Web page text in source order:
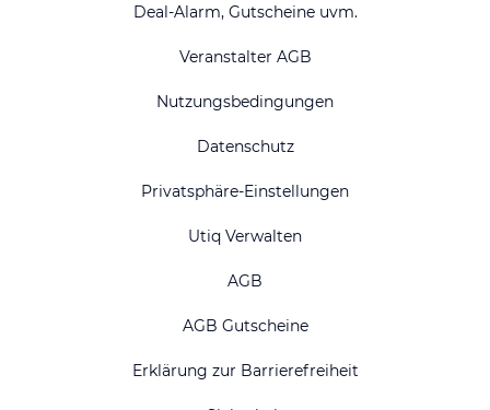
Deal-Alarm, Gutscheine uvm.
Veranstalter AGB
Nutzungsbedingungen
Datenschutz
Privatsphäre-Einstellungen
Utiq Verwalten
AGB
AGB Gutscheine
Erklärung zur Barrierefreiheit